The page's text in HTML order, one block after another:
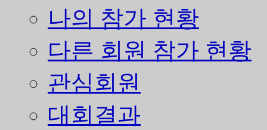
나의 참가 현황
다른 회원 참가 현황
관심회원
대회결과